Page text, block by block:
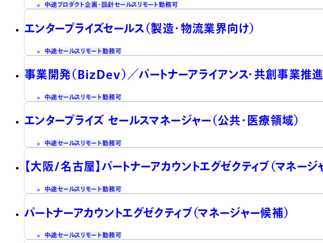
中途プロダクト企画・設計セールス リモート勤務可
エンタープライズセールス（製造・物流業界向け）
中途セールス リモート勤務可
事業開発（BizDev）／パートナーアライアンス・共創事業推進
中途セールス リモート勤務可
エンタープライズ セールスマネージャー（公共・医療領域）
中途セールス リモート勤務可
【大阪/名古屋】パートナーアカウントエグゼクティブ（マネージ
中途セールス リモート勤務可
パートナーアカウントエグゼクティブ（マネージャー候補）
中途セールス リモート勤務可